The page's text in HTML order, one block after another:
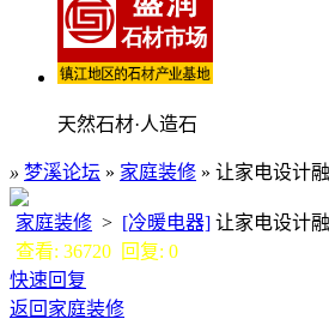
天然石材·人造石
» 梦溪论坛 » 家庭装修 » 让家电设计
家庭装修 > [冷暖电器] 让家电设计
查看: 36720 回复: 0
快速回复
返回家庭装修